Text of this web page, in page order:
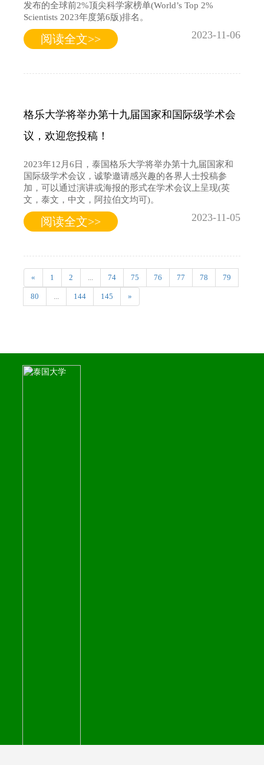
发布的全球前2%顶尖科学家榜单(World’s Top 2%
Scientists 2023年度第6版)排名。
阅读全文>> 2023-11-06
格乐大学将举办第十九届国家和国际级学术会
议，欢迎您投稿！
2023年12月6日，泰国格乐大学将举办第十九届国家和
国际级学术会议，诚挚邀请感兴趣的各界人士投稿参
加，可以通过演讲或海报的形式在学术会议上呈现(英
文，泰文，中文，阿拉伯文均可)。
阅读全文>> 2023-11-05
« 1 2 74 75 76 77 78 79
80 144 145 »